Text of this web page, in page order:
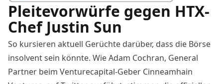
Pleitevorwürfe gegen HTX-
Chef Justin Sun
So kursieren aktuell Gerüchte darüber, dass die Börse
insolvent sein könnte. Wie Adam Cochran, General
Partner beim Venturecapital-Geber Cinneamhain